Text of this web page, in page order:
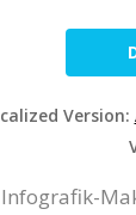
Version: